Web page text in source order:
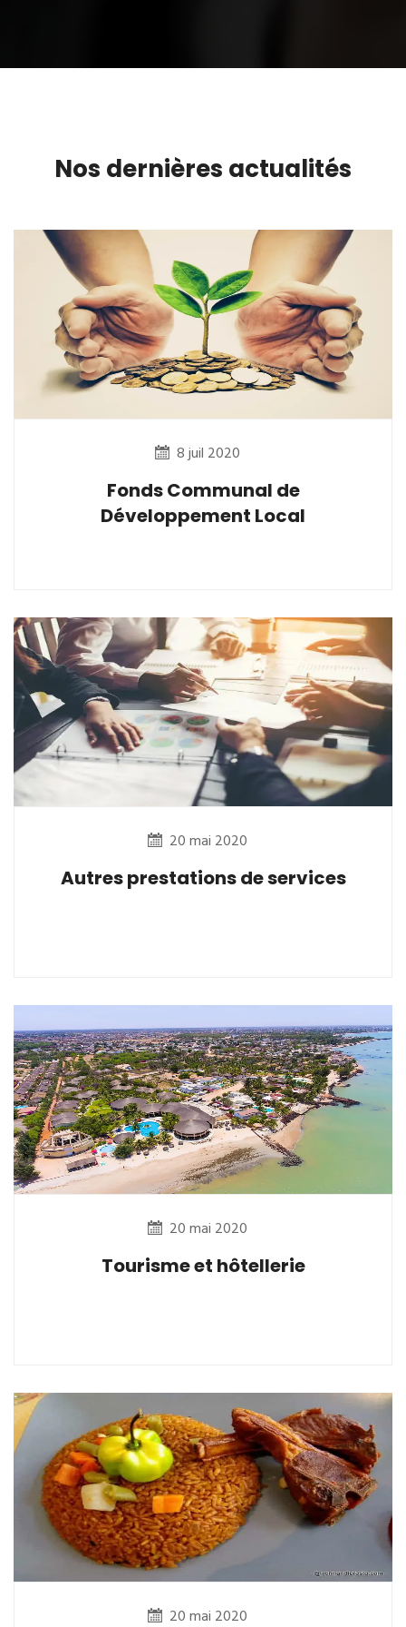
Nos dernières actualités
8 juil 2020
Fonds Communal de
Développement Local
20 mai 2020
Autres prestations de services
20 mai 2020
Tourisme et hôtellerie
20 mai 2020